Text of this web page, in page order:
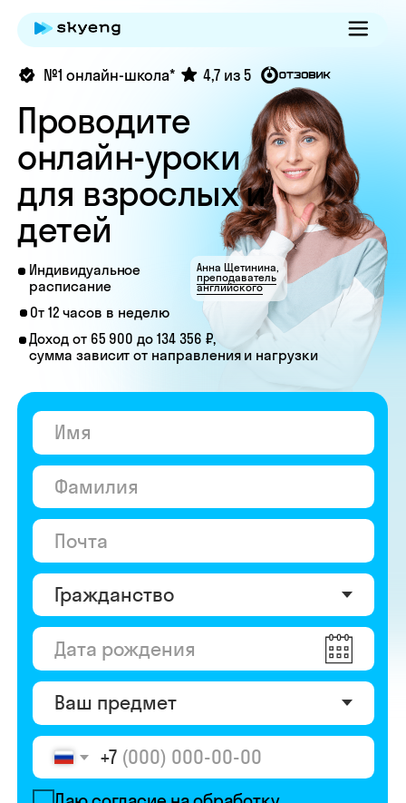
Индивидуальное
расписание
От 12 часов в неделю
Доход от 65 900 до 134 356 ₽,
сумма зависит от направления и нагрузки
4,7 из 5
Проводите
онлайн-уроки
для взрослых и
детей
Даю согласие наобработку
Даю согласие наполучение рекламы
Перейти к анкете
Анна Щетинина,
преподаватель